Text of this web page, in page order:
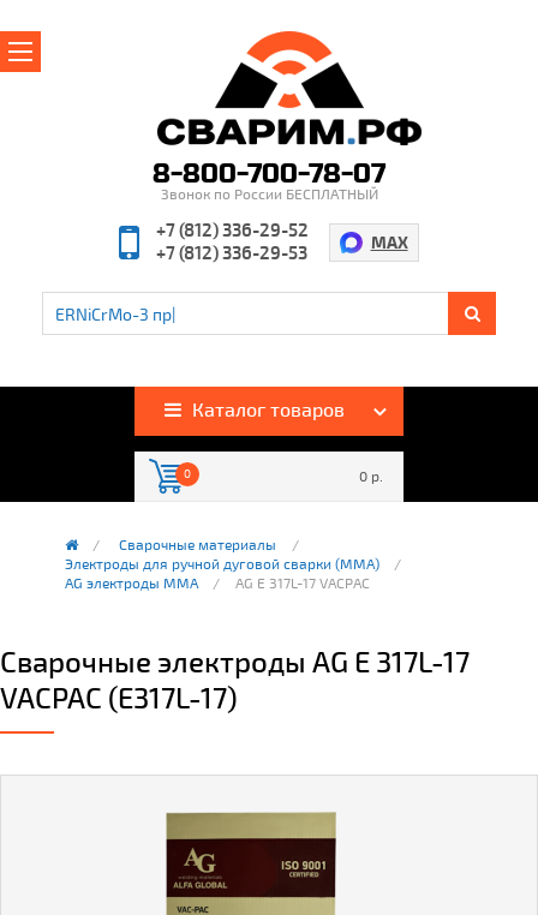
Производители
Полезная информация
Гарантия и возврат
8-800-700-78-07
Звонок по России БЕСПЛАТНЫЙ
+7 (812) 336-29-52
+7 (812) 336-29-53
MAX
Каталог товаров
0 0 р.
Сварочные материалы
Электроды для ручной дуговой сварки (ММА)
AG электроды MMA
AG E 317L-17 VACPAC
Сварочные электроды AG E 317L-17
VACPAC (E317L-17)